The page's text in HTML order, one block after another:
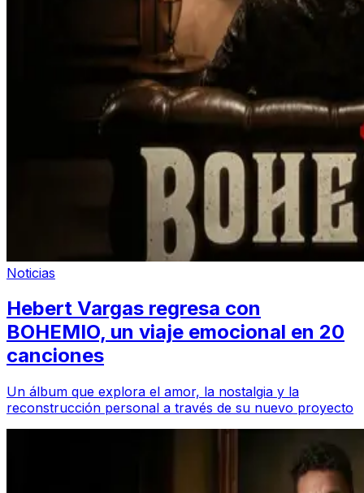
Noticias
Hebert Vargas regresa con
BOHEMIO, un viaje emocional en 20
canciones
Un álbum que explora el amor, la nostalgia y la
reconstrucción personal a través de su nuevo proyecto